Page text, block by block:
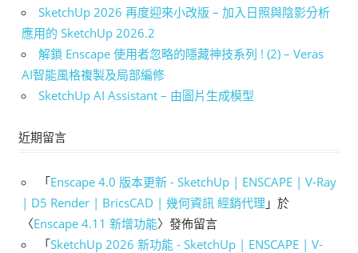
SketchUp 2026 再度迎來小改版 – 加入日照與陰影分析
應用的 SketchUp 2026.2
解鎖 Enscape 使用者忽略的隱藏神技系列 ! (2) – Veras
AI智能風格複製及局部編修
SketchUp AI Assistant – 由圖片生成模型
近期留言
「Enscape 4.0 版本更新 - SketchUp | ENSCAPE | V-Ray
| D5 Render | BricsCAD | 幾何資訊 經銷代理 」於
〈Enscape 4.11 新增功能〉發佈留言
「SketchUp 2026 新功能 - SketchUp | ENSCAPE | V-